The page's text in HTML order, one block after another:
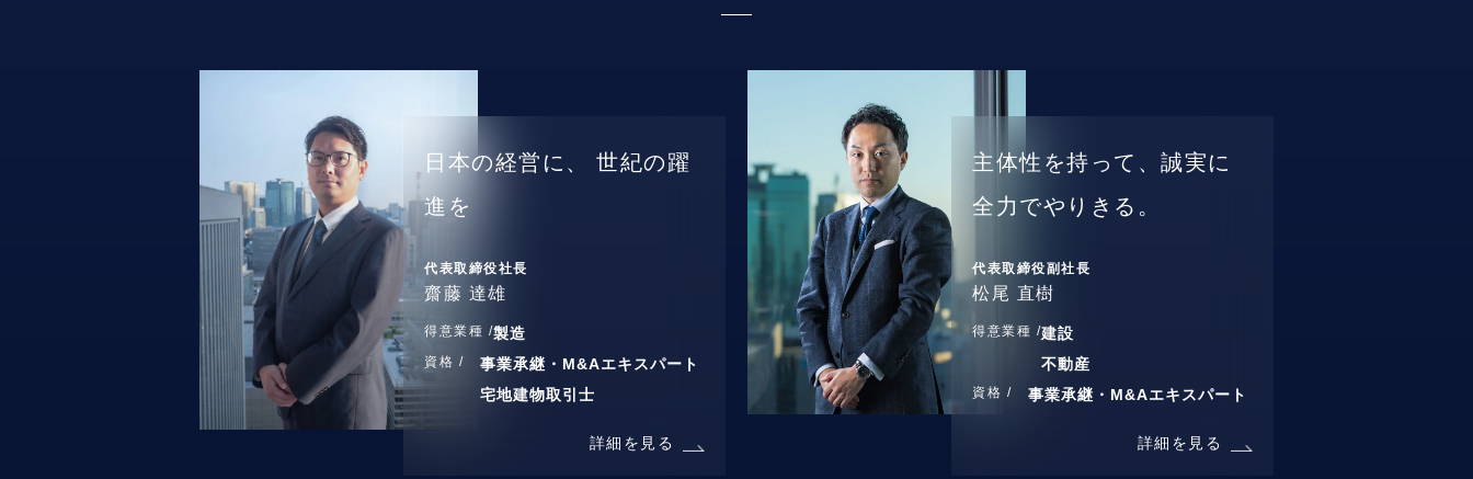
日本の経営に、
世紀の躍
進を
代表取締役社長
齋藤 達雄
得意業種 /製造
資格 /
事業承継・M&Aエキスパート
宅地建物取引士
詳細を見る
主体性を持って、誠実に
全力でやりきる。
代表取締役副社長
松尾 直樹
得意業種 /建設
不動産
資格 / 事業承継・M&Aエキスパート
詳細を見る